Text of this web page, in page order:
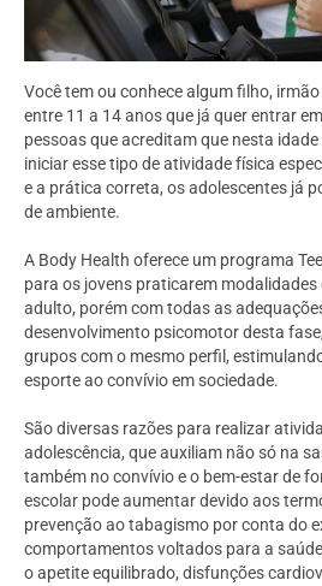
Você tem ou conhece algum filho,
entre 11 a 14 anos que já quer entrar
pessoas que acreditam que nesta
iniciar esse tipo de atividade física
e a prática correta, os adolescentes já
de ambiente.
A Body Health oferece um programa
para os jovens praticarem
adulto, porém com todas as
desenvolvimento psicomotor desta
grupos com o mesmo perfil,
esporte ao convívio em sociedade.
São diversas razões para realizar
adolescência, que auxiliam não só na
também no convívio e o bem-estar de
escolar pode aumentar devido aos
prevenção ao tabagismo por conta do
comportamentos voltados para a
o apetite equilibrado, disfunções